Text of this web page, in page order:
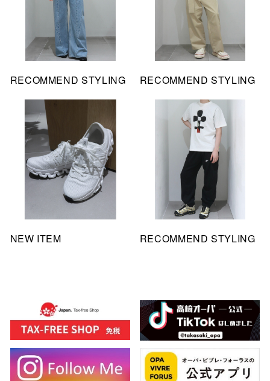
RECOMMEND STYLING RECOMMEND STYLING
NEW ITEM RECOMMEND STYLING